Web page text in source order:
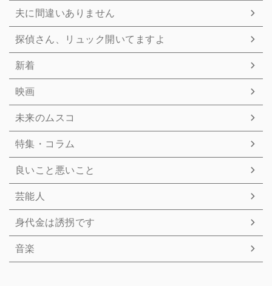
夫に間違いありません
探偵さん、リュック開いてますよ
新着
映画
未来のムスコ
特集・コラム
良いこと悪いこと
芸能人
身代金は誘拐です
音楽